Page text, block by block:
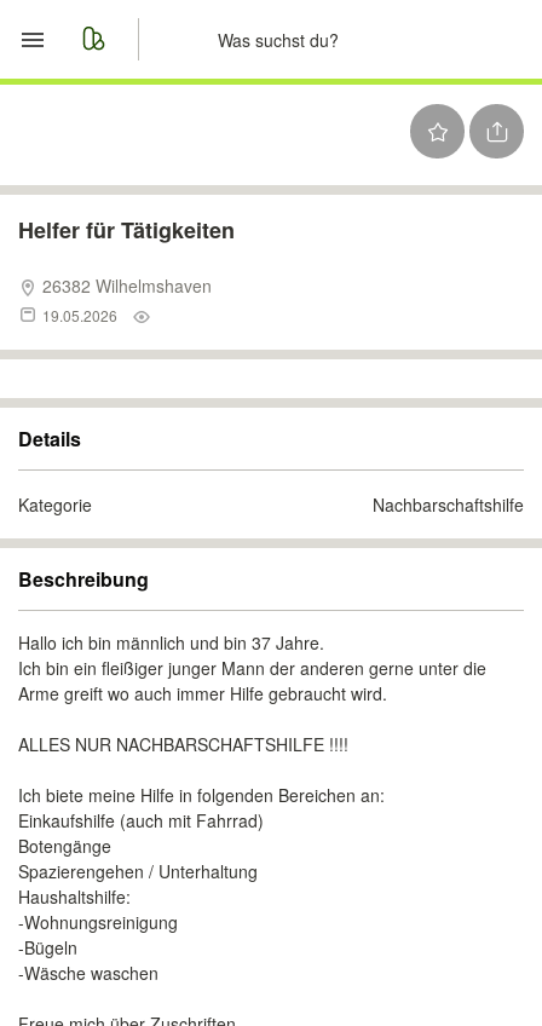
Nachrichten
Anzeige aufgeben
Helfer für Tätigkeiten
26382 Wilhelmshaven
19.05.2026
Details
Kategorie Nachbarschaftshilfe
Beschreibung
Hallo ich bin männlich und bin 37 Jahre.
Ich bin ein fleißiger junger Mann der anderen gerne unter die
Arme greift wo auch immer Hilfe gebraucht wird.
ALLES NUR NACHBARSCHAFTSHILFE !!!!
Ich biete meine Hilfe in folgenden Bereichen an:
Einkaufshilfe (auch mit Fahrrad)
Botengänge
Spazierengehen / Unterhaltung
Haushaltshilfe:
-Wohnungsreinigung
-Bügeln
-Wäsche waschen